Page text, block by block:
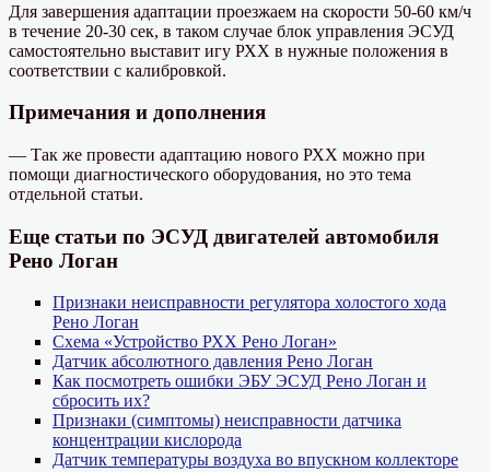
Для завершения адаптации проезжаем на скорости 50-60 км/ч
в течение 20-30 сек, в таком случае блок управления ЭСУД
самостоятельно выставит игу РХХ в нужные положения в
соответствии с калибровкой.
Примечания и дополнения
— Так же провести адаптацию нового РХХ можно при
помощи диагностического оборудования, но это тема
отдельной статьи.
Еще статьи по ЭСУД двигателей автомобиля
Рено Логан
Признаки неисправности регулятора холостого хода
Рено Логан
Схема «Устройство РХХ Рено Логан»
Датчик абсолютного давления Рено Логан
Как посмотреть ошибки ЭБУ ЭСУД Рено Логан и
сбросить их?
Признаки (симптомы) неисправности датчика
концентрации кислорода
Датчик температуры воздуха во впускном коллекторе